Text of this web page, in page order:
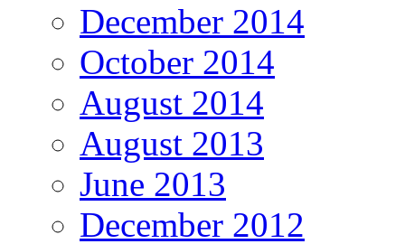
December 2014
October 2014
August 2014
August 2013
June 2013
December 2012